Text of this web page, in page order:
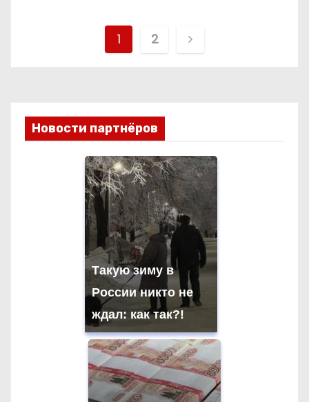
и
г
а
ц
и
я
п
о
з
а
1 2
Новости партнёров
Такую зиму в
России никто не
ждал: как так?!